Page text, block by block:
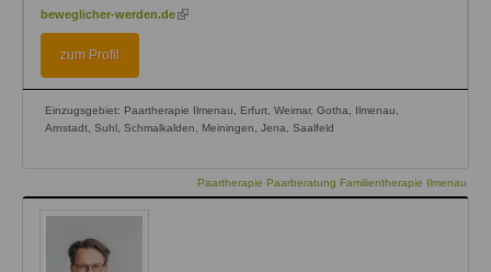
beweglicher-werden.de (link
zum Profil
Einzugsgebiet: Paartherapie Ilmenau, Erfurt, Weimar, Gotha, Ilmenau,
Arnstadt, Suhl, Schmalkalden, Meiningen, Jena, Saalfeld
Paartherapie Paarberatung Familientherapie Ilmenau